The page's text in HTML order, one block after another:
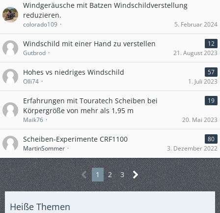
Windgeräusche mit Batzen Windschildverstellung
reduzieren.
colorado109 5. Februar 2024
Windschild mit einer Hand zu verstellen
12
Gutbrod
21. August 2023
Hohes vs niedriges Windschild
57
Olli74
1. Juli 2023
Erfahrungen mit Touratech Scheiben bei
Körpergröße von mehr als 1,95 m
19
Maik76 20. Mai 2023
Scheiben-Experimente CRF1100
80
MartinSommer
3. Dezember 2022
1 2 3
Heiße Themen